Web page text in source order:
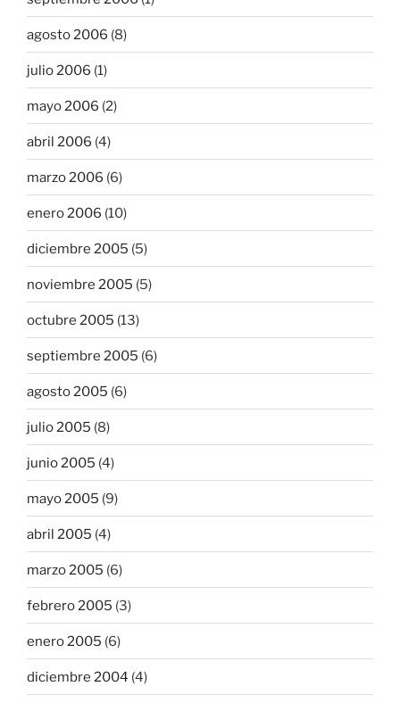
agosto 2006 (8)
julio 2006 (1)
mayo 2006 (2)
abril 2006 (4)
marzo 2006 (6)
enero 2006 (10)
diciembre 2005 (5)
noviembre 2005 (5)
octubre 2005 (13)
septiembre 2005 (6)
agosto 2005 (6)
julio 2005 (8)
junio 2005 (4)
mayo 2005 (9)
abril 2005 (4)
marzo 2005 (6)
febrero 2005 (3)
enero 2005 (6)
diciembre 2004 (4)